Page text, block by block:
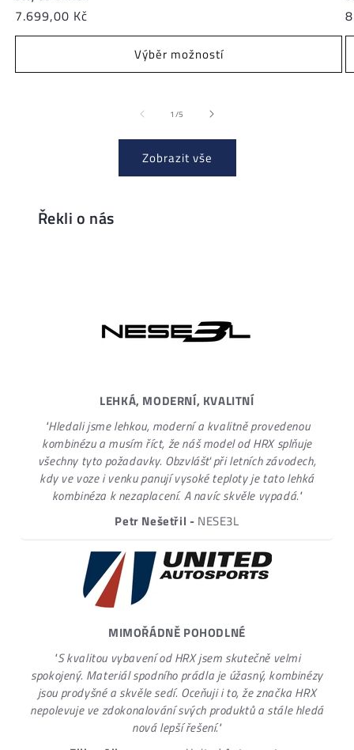
Běžná
cena
7.699,00 Kč
Výběr možností
1 /z5
Zobrazit vše
Řekli o nás
LEHKÁ, MODERNÍ, KVALITNÍ
"Hledali jsme lehkou, moderní a kvalitně provedenou
kombinézu a musím říct, že náš model od HRX splňuje
všechny tyto požadavky. Obzvlášť při letních závodech,
kdy ve voze i venku panují vysoké teploty je tato lehká
kombinéza k nezaplacení. A navíc skvěle vypadá."
Petr Nešetřil - NESE3L
MIMOŘÁDNĚ POHODLNÉ
"S kvalitou vybavení od HRX jsem skutečně velmi
spokojený. Materiál spodního prádla je úžasný, kombinézy
jsou prodyšné a skvěle sedí. Oceňuji i to, že značka HRX
nepolevuje ve zdokonalování svých produktů a stále hledá
nová lepší řešení."